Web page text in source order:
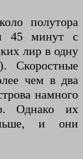
полутора
45 минут с
лир в одну
Скоростные
чем в два
намного
Однако их
и они